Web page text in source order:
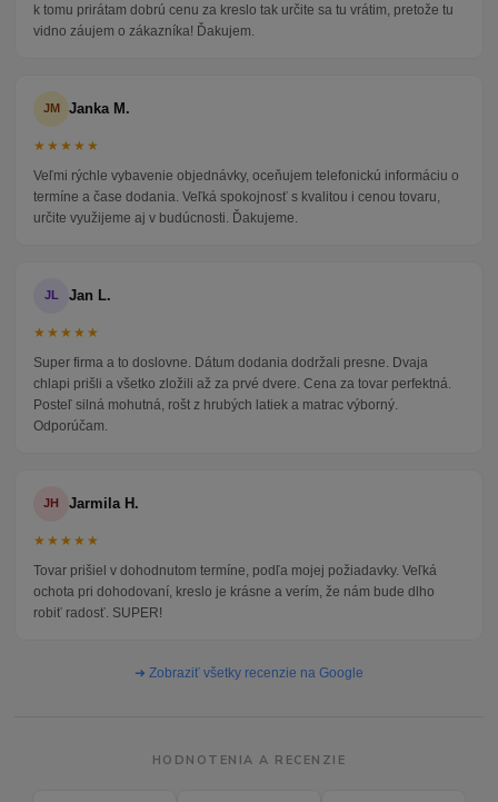
k tomu prirátam dobrú cenu za kreslo tak určite sa tu vrátim, pretože tu
vidno záujem o zákazníka! Ďakujem.
JM Janka M.
★★★★★
Veľmi rýchle vybavenie objednávky, oceňujem telefonickú informáciu o
termíne a čase dodania. Veľká spokojnosť s kvalitou i cenou tovaru,
určite využijeme aj v budúcnosti. Ďakujeme.
JL Jan L.
★★★★★
Super firma a to doslovne. Dátum dodania dodržali presne. Dvaja
chlapi prišli a všetko zložili až za prvé dvere. Cena za tovar perfektná.
Posteľ silná mohutná, rošt z hrubých latiek a matrac výborný.
Odporúčam.
JH Jarmila H.
★★★★★
Tovar prišiel v dohodnutom termíne, podľa mojej požiadavky. Veľká
ochota pri dohodovaní, kreslo je krásne a verím, že nám bude dlho
robiť radosť. SUPER!
➜ Zobraziť všetky recenzie na Google
HODNOTENIA A RECENZIE